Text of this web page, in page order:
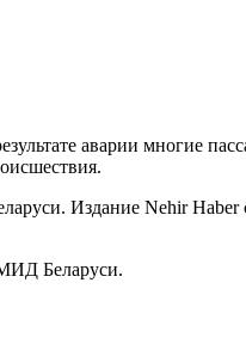
аварии многие
Издание Nehir Haber
Беларуси.